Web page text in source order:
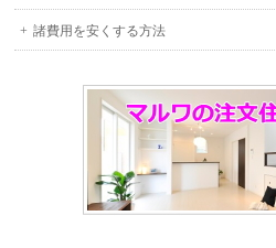
諸費用を安くする方法